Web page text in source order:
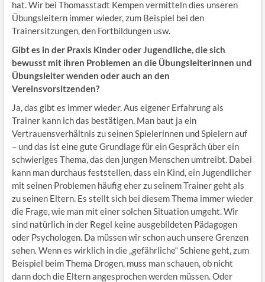
hat. Wir bei Thomasstadt Kempen vermitteln dies unseren
Übungsleitern immer wieder, zum Beispiel bei den
Trainersitzungen, den Fortbildungen usw.
Gibt es in der Praxis Kinder oder Jugendliche, die sich
bewusst mit ihren Problemen an die Übungsleiterinnen und
Übungsleiter wenden oder auch an den
Vereinsvorsitzenden?
Ja, das gibt es immer wieder. Aus eigener Erfahrung als
Trainer kann ich das bestätigen. Man baut ja ein
Vertrauensverhältnis zu seinen Spielerinnen und Spielern auf
– und das ist eine gute Grundlage für ein Gespräch über ein
schwieriges Thema, das den jungen Menschen umtreibt. Dabei
kann man durchaus feststellen, dass ein Kind, ein Jugendlicher
mit seinen Problemen häufig eher zu seinem Trainer geht als
zu seinen Eltern. Es stellt sich bei diesem Thema immer wieder
die Frage, wie man mit einer solchen Situation umgeht. Wir
sind natürlich in der Regel keine ausgebildeten Pädagogen
oder Psychologen. Da müssen wir schon auch unsere Grenzen
sehen. Wenn es wirklich in die „gefährliche“ Schiene geht, zum
Beispiel beim Thema Drogen, muss man schauen, ob nicht
dann doch die Eltern angesprochen werden müssen. Oder